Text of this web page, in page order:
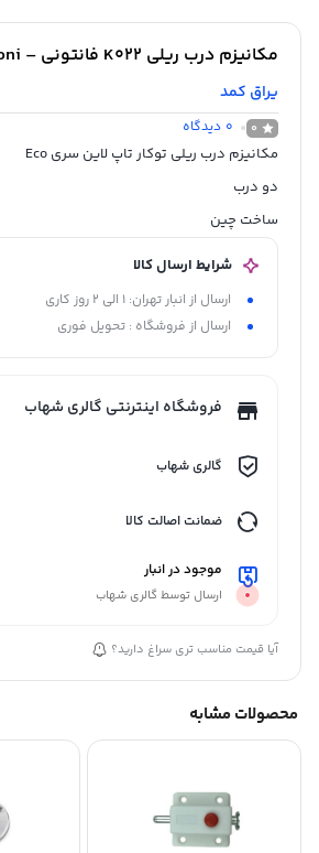
مکانیزم درب ریلی K022 فانتونی – Fantoni
یراق کمد
0
0 دیدگاه
مکانیزم درب ریلی توکار تاپ لاین سری Eco
دو درب
ساخت چین
شرایط ارسال کالا
ارسال از انبار تهران: 1 الی 2 روز کاری
ارسال از فروشگاه : تحویل فوری
فروشگاه اینترنتی گالری شهاب
گالری شهاب
ضمانت اصالت کالا
موجود در انبار
ارسال توسط گالری شهاب
آیا قیمت مناسب تری سراغ دارید؟
محصولات مشابه